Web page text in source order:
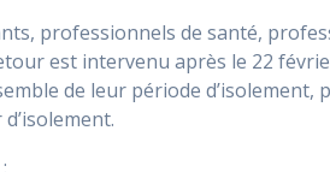
professionnels de santé,
est intervenu après le 22
de leur période d’isolement,